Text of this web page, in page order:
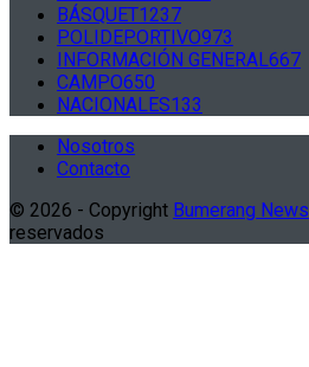
BÁSQUET1237
POLIDEPORTIVO973
INFORMACIÓN GENERAL667
CAMPO650
NACIONALES133
Nosotros
Contacto
© 2026 - Copyright Bumerang News
reservados